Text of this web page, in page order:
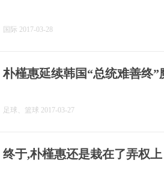
国际 2017-03-28
朴槿惠延续韩国“总统难善终”
足球、篮球 2017-03-27
终于,朴槿惠还是栽在了弄权上